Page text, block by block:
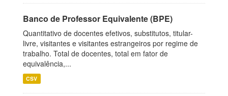
Banco de Professor Equivalente (BPE)
Quantitativo de docentes efetivos, substitutos, titular-
livre, visitantes e visitantes estrangeiros por regime de
trabalho. Total de docentes, total em fator de
equivalência,...
CSV